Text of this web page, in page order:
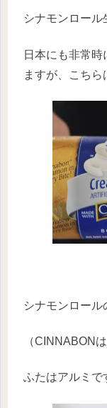
シナモンロール
日本にも非常
ますが、こちら
シナモンロー
（CINNABON
ふたはアルミで